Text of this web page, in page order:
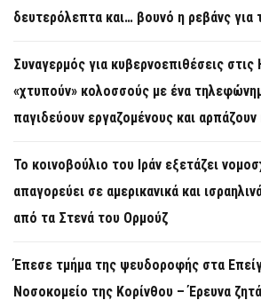
δευτερόλεπτα και… βουνό η ρεβάνς για
Συναγερμός για κυβερνοεπιθέσεις
«χτυπούν» κολοσσούς με ένα
παγιδεύουν εργαζομένους και
Το κοινοβούλιο του Ιράν εξετάζει
απαγορεύει σε αμερικανικά και
από τα Στενά του Ορμούζ
Έπεσε τμήμα της ψευδοροφής στα
Νοσοκομείο της Κορίνθου – Έρευνα